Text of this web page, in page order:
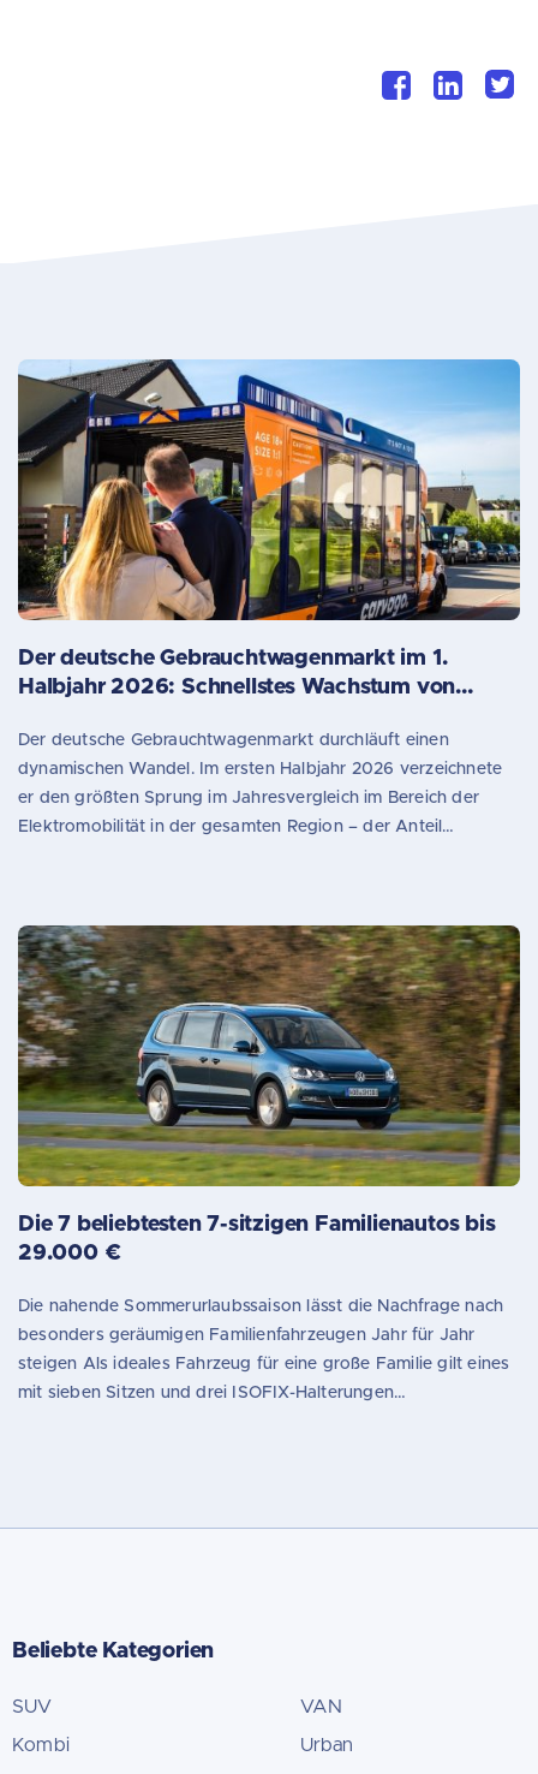
Der deutsche Gebrauchtwagenmarkt im 1.
Halbjahr 2026: Schnellstes Wachstum von
Der deutsche Gebrauchtwagenmarkt durchläuft einen
dynamischen Wandel. Im ersten Halbjahr 2026 verzeichnete
er den größten Sprung im Jahresvergleich im Bereich der
Elektromobilität in der gesamten Region – der Anteil…
Die 7 beliebtesten 7-sitzigen Familienautos bis
29.000 €
Die nahende Sommerurlaubssaison lässt die Nachfrage nach
besonders geräumigen Familienfahrzeugen Jahr für Jahr
steigen Als ideales Fahrzeug für eine große Familie gilt eines
mit sieben Sitzen und drei ISOFIX-Halterungen…
Beliebte Kategorien
SUV
VAN
Kombi
Urban